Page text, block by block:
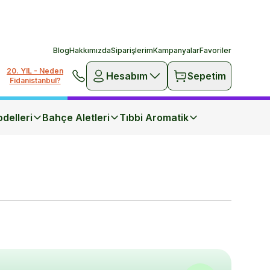
BlogHakkımızdaSiparişlerimKampanyalarFavoriler
20. YIL - Neden
Fidanistanbul?
Hesabım Sepetim
Bahçe Aletleri Tıbbi Aromatik